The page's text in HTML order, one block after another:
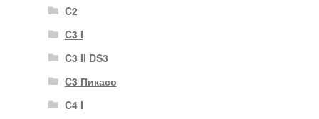
C2
C3 I
C3 II DS3
C3 Пикасо
C4 I